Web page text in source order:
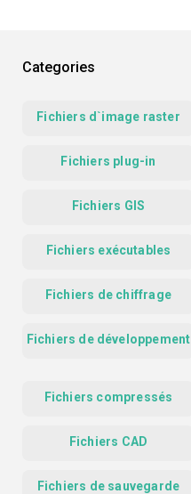
Categories
Fichiers d`image raster
Fichiers plug-in
Fichiers GIS
Fichiers exécutables
Fichiers de chiffrage
Fichiers de développement
Fichiers compressés
Fichiers CAD
Fichiers de sauvegarde